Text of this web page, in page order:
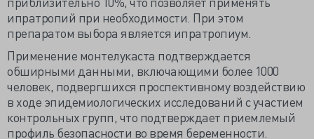
ипратропий при необходимости. При этом
препаратом выбора является ипратропиум.
Применение монтелукаста подтверждается
обширными данными, включающими более 1000
человек, подвергшихся проспективному воздействию
в ходе эпидемиологических исследований с участием
контрольных групп, что подтверждает приемлемый
профиль безопасности во время беременности.